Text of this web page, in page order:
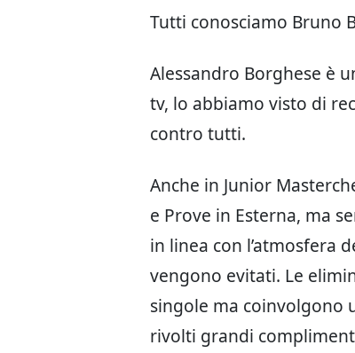
Tutti conosciamo Bruno
Alessandro Borghese è
tv, lo abbiamo visto di
contro tutti.
Anche in Junior
e Prove in Esterna, ma
in linea con l’atmosfera
vengono evitati. Le
singole ma coinvolgono
rivolti grandi